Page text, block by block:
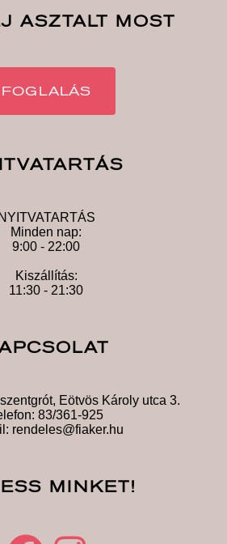
ASZTALT MOST
FOGLALÁS
NYITVATARTÁS
Minden nap:
9:00 - 22:00
Kiszállítás:
11:30 - 21:30
Eötvös Károly utca 3.
83/361-925
rendeles@fiaker.hu
MINKET!